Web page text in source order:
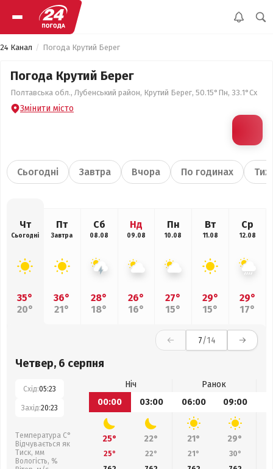
24 Канал Погода Крутий Берег
Погода Крутий Берег
Полтавська обл., Лубенський район, Крутий Берег, 50.15°Пн, 33.1°Сх
Змінити місто
Сьогодні Завтра Вчора По годинах
Чт
Сьогодні
35°
20°
Пт
Завтра
36°
21°
Сб
08.08
28°
18°
Нд
09.08
26°
16°
Пн
10.08
27°
15°
Вт
11.08
29°
15°
Ср
12.08
29°
17°
7/14
Четвер, 6 серпня
Схід:05:23
Захід:20:23
Температура С°
Відчувається як
Тиск, мм
Вологість, %
Ніч
Ранок
00:00
03:00 06:00 09:00
25° 22° 21° 29°
25° 22° 21° 30°